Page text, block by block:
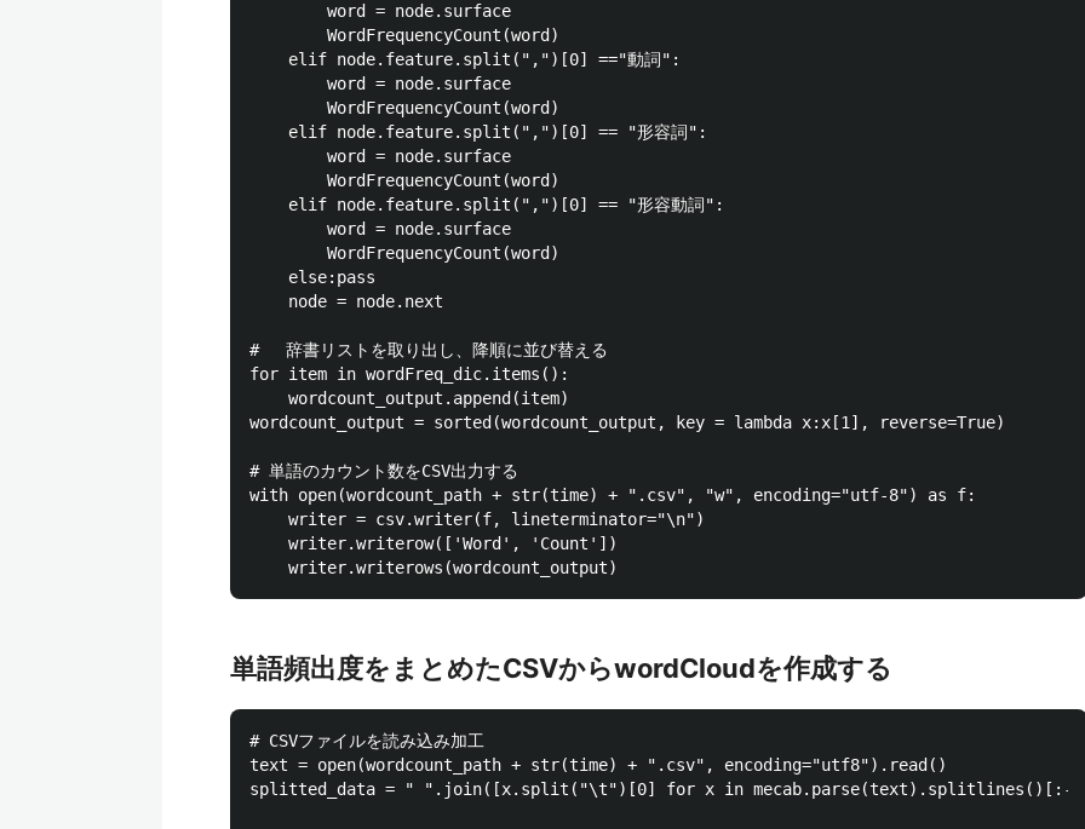
        word = node.surface
        WordFrequencyCount(word)
    elif node.feature.split(",")[0] =="動詞":
        word = node.surface
        WordFrequencyCount(word)
    elif node.feature.split(",")[0] == "形容詞":
        word = node.surface
        WordFrequencyCount(word)
    elif node.feature.split(",")[0] == "形容動詞":
        word = node.surface
        WordFrequencyCount(word)
    else:pass
    node = node.next
# 　辞書リストを取り出し、降順に並び替える
for item in wordFreq_dic.items():
    wordcount_output.append(item)
wordcount_output = sorted(wordcount_output, key = lambda x:x[1], reverse=True)
# 単語のカウント数をCSV出力する
with open(wordcount_path + str(time) + ".csv", "w", encoding="utf-8") as f:
    writer = csv.writer(f, lineterminator="\n")
    writer.writerow(['Word', 'Count'])
単語頻出度をまとめたCSVからwordCloudを作成する
# CSVファイルを読み込み加工
text = open(wordcount_path + str(time) + ".csv", encoding="utf8").read()
splitted_data = " ".join([x.split("\t")[0] for x in